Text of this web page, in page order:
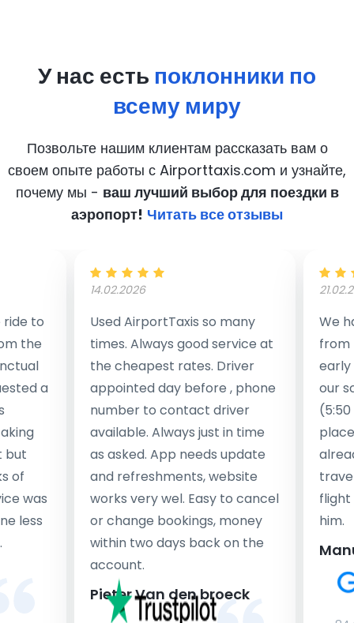
У нас есть поклонники по
всему миру
Позвольте нашим клиентам рассказать вам о
своем опыте работы с Airporttaxis.com и узнайте,
почему мы - ваш лучший выбор для поездки в
аэропорт! Читать все отзывы
to
the
a
but
of
was
less
14.02.2026
Used AirportTaxis so many
times. Always good service at
the cheapest rates. Driver
appointed day before , phone
number to contact driver
available. Always just in time
as asked. App needs update
and refreshments, website
works very wel. Easy to cancel
or change bookings, money
within two days back on the
account.
Pieter Van den broeck
We
from
early
our
flight
him.